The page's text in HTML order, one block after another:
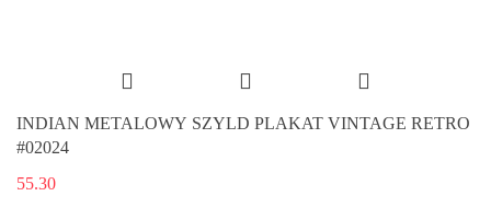
INDIAN METALOWY SZYLD PLAKAT VINTAGE RETRO
#02024
55.30